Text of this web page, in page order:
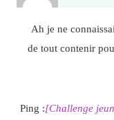
Ah je ne
de tout contenir
Ping :[Challenge